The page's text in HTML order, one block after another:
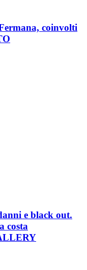
coinvolti
e black out.
costa